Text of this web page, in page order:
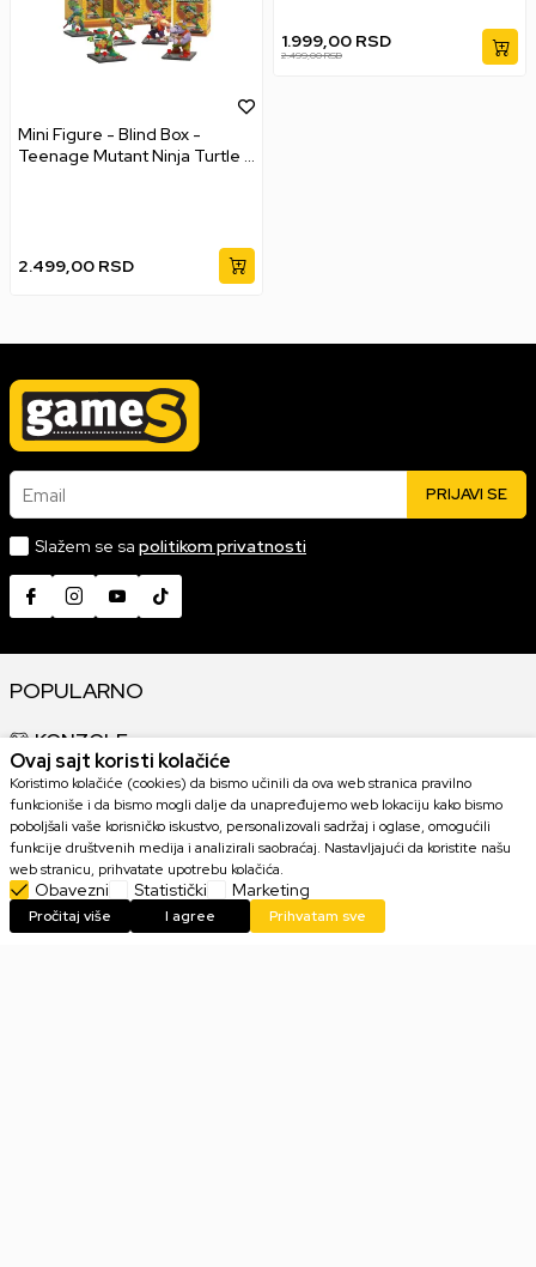
Mini Figure - Blind Box -
Teenage Mutant Ninja Turtle -
2.499,00 RSD
1.999,00 RSD
2.499,00 RSD
Email PRIJAVI SE
Slažem se sa politikom privatnosti
POPULARNO
KONZOLE
GAMING OPREMA
KOLEKCIONARSKE FIGURE
IGRICE
Ovaj sajt koristi kolačiće
Koristimo kolačiće (cookies) da bismo učinili da ova web stranica pravilno
funkcioniše i da bismo mogli dalje da unapređujemo web lokaciju kako bismo
poboljšali vaše korisničko iskustvo, personalizovali sadržaj i oglase, omogućili
funkcije društvenih medija i analizirali saobraćaj. Nastavljajući da koristite našu
web stranicu, prihvatate upotrebu kolačića.
Obavezni Statistički Marketing
Pročitaj više I agree Prihvatam sve